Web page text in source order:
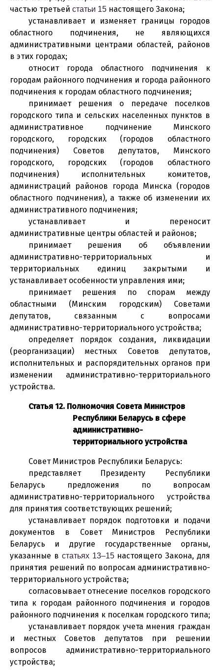
частью третьей статьи 15 настоящего Закона;
устанавливает и изменяет границы городов
областного подчинения, не являющихся
административными центрами областей, районов
в этих городах;
относит города областного подчинения к
городам районного подчинения и города районного
подчинения к городам областного подчинения;
принимает решения о передаче поселков
городского типа и сельских населенных пунктов в
административное подчинение Минского
городского, городских (городов областного
подчинения) Советов депутатов, Минского
городского, городских (городов областного
подчинения) исполнительных комитетов,
администраций районов города Минска (городов
областного подчинения), а также об изменении их
административного подчинения;
устанавливает и переносит
административные центры областей и районов;
принимает решения об объявлении
административно-территориальных и
территориальных единиц закрытыми и
устанавливает особенности управления ими;
принимает решения по спорам между
областными (Минским городским) Советами
депутатов, связанным с вопросами
административно-территориального устройства;
определяет порядок создания, ликвидации
(реорганизации) местных Советов депутатов,
исполнительных и распорядительных органов при
изменении административно-территориального
устройства.
Статья 12. Полномочия Совета Министров
Республики Беларусь в сфере
административно-
территориального устройства
Совет Министров Республики Беларусь:
представляет Президенту Республики
Беларусь предложения по вопросам
административно-территориального устройства
для принятия соответствующих решений;
устанавливает порядок подготовки и подачи
документов в Совет Министров Республики
Беларусь и другие государственные органы,
указанные в статьях 13–15настоящего Закона, для
принятия решений по вопросам административно-
территориального устройства;
согласовывает отнесение поселков городского
типа к городам районного подчинения и городов
районного подчинения к поселкам городского типа;
устанавливает порядок учета мнения граждан
и местных Советов депутатов при решении
вопросов административно-территориального
устройства;